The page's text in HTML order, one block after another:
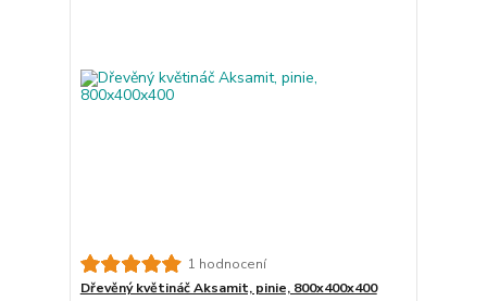
1 hodnocení
Dřevěný květináč Aksamit, pinie, 800x400x400